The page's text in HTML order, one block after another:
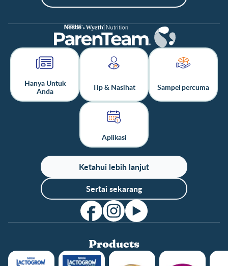
Hanya Untuk
Anda
Tip & Nasihat Sampel percuma
Aplikasi
Ketahui lebih lanjut
Sertai sekarang
Products